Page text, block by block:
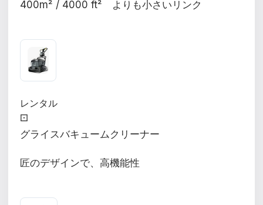
400m² / 4000 ft² よりも小さいリンク
レンタル
⚀
グライスバキュームクリーナー
匠のデザインで、高機能性